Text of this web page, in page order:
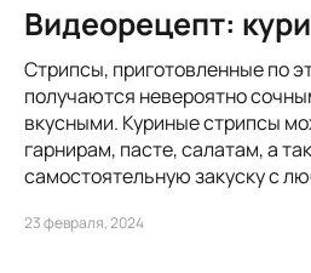
Видеорецепт:
Стрипсы, приготовленные по
получаются невероятно
вкусными. Куриные стрипсы
гарнирам, пасте, салатам, а
самостоятельную закуску с
23 февраля, 2024